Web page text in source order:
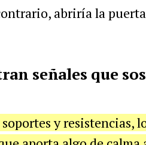
abriría la
señales que
y resistencias,